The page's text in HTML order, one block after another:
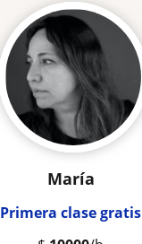
María
Primera clase gratis